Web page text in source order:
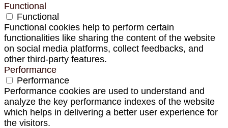
Functional
Functional
Functional cookies help to perform certain
functionalities like sharing the content of the website
on social media platforms, collect feedbacks, and
other third-party features.
Performance
Performance
Performance cookies are used to understand and
analyze the key performance indexes of the website
which helps in delivering a better user experience for
the visitors.